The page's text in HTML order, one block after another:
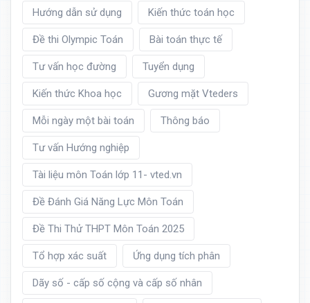
Hướng dẫn sử dụng Kiến thức toán học
Đề thi Olympic Toán Bài toán thực tế
Tư vấn học đường Tuyển dụng
Kiến thức Khoa học Gương mặt Vteders
Mỗi ngày một bài toán Thông báo
Tư vấn Hướng nghiệp
Tài liệu môn Toán lớp 11- vted.vn
Đề Đánh Giá Năng Lực Môn Toán
Đề Thi Thử THPT Môn Toán 2025
Tổ hợp xác suất Ứng dụng tích phân
Dãy số - cấp số cộng và cấp số nhân